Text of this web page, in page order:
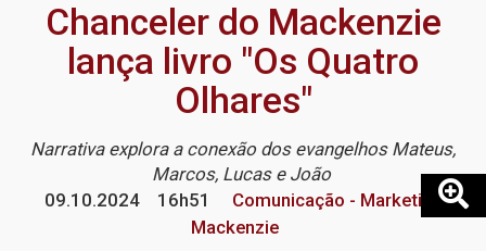
Chanceler do Mackenzie
lança livro "Os Quatro
Olhares"
Narrativa explora a conexão dos evangelhos Mateus,
Marcos, Lucas e João
09.10.2024
16h51
Comunicação - Marketing
Mackenzie